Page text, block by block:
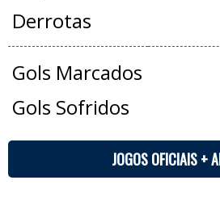
Derrotas
Gols Marcados
Gols Sofridos
JOGOS OFICIAIS +